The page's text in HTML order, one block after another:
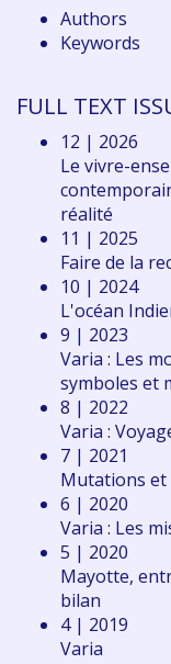
Authors
Keywords
FULL TEXT
12 | 2026
Le vivre-
réalité
11 | 2025
Faire de la
10 | 2024
L'océan
9 | 2023
Varia : Les
symboles et
8 | 2022
Varia :
7 | 2021
Mutations et
6 | 2020
Varia : Les
5 | 2020
Mayotte,
bilan
4 | 2019
Varia